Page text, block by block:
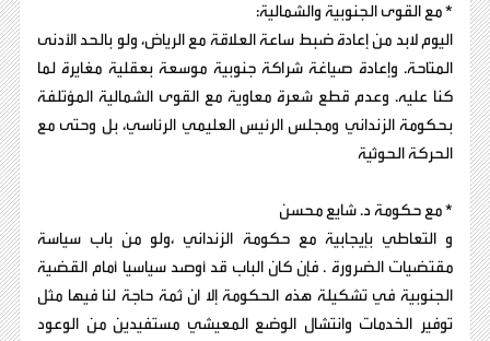
* مع القوى الجنوبية والشمالية:
اليوم لابد من إعادة ضبط ساعة العلاقة مع الرياض، ولو بالحد الأدنى
المتاحة. وإعادة صياغة شراكة جنوبية موسعة بعقلية مغايرة لما
كنا عليه. وعدم قطع شعرة معاوية مع القوى الشمالية المؤتلفة
بحكومة الزنداني ومجلس الرئيس العليمي الرئاسي، بل وحتى مع
الحركة الحوثية
* مع حكومة د. شايع محسن
و التعاطي بإيجابية مع حكومة الزنداني ،ولو من باب سياسة
مقتضيات الضرورة . فإن كان الباب قد أوصد سياسيا أمام القضية
الجنوبية في تشكيلة هذه الحكومة إلا ان ثمة حاجة لنا فيها مثل
توفير الخدمات وانتشال الوضع المعيشي مستفيدين من الوعود